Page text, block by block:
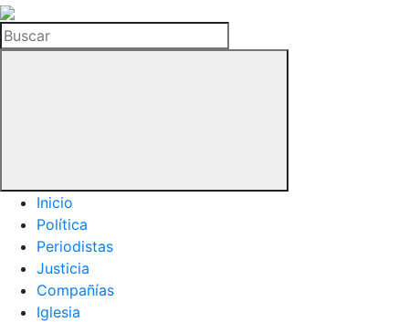
La
Hemeroteca
del
Buscar
Inicio
Política
Periodistas
Justicia
Compañías
Iglesia